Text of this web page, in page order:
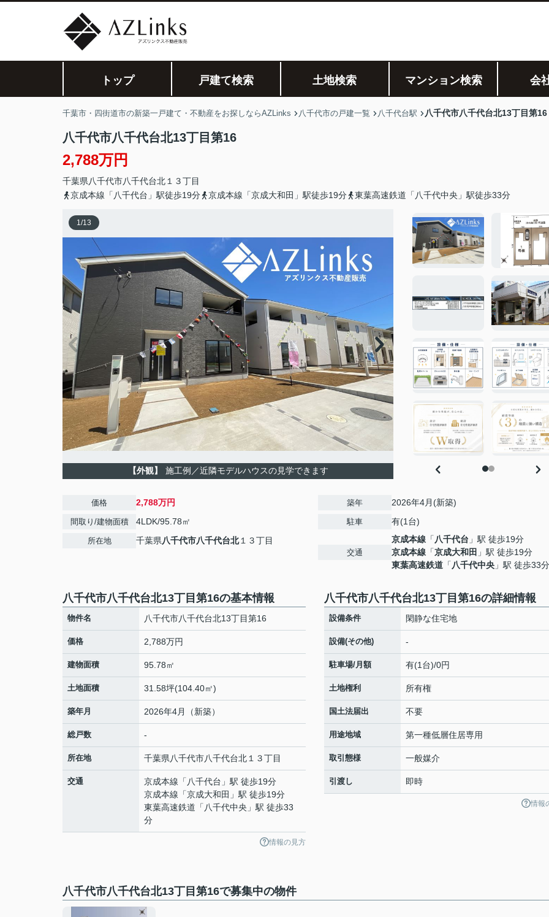
トップ 戸建て検索 土地検索 マンション検索 会
千葉市・四街道市の新築一戸建て・不動産をお探しならAZLinks 八千代市の戸建一覧 八千代台駅 八千代市八千代台北13丁目第16
八千代市八千代台北13丁目第16
2,788万円
千葉県八千代市八千代台北 １３丁目
京成本線「八千代台」駅徒歩19分
京成本線「京成大和田」駅徒歩19分 東葉高速鉄道「八千代中央」駅徒歩33分
1/13
【外観】 施工例／近隣モデルハウスの見学できます
価格 2,788万円
間取り/建物面積 4LDK/95.78㎡
所在地 千葉県八千代市八千代台北１３丁目
築年 2026年4月(新築)
駐車 有(1台)
交通
京成本線 「 八千代台 」駅 徒歩19分
京成本線 「京成大和田 」駅 徒歩19分
東葉高速鉄道 「 八千代中央 」駅 徒歩33分
八千代市八千代台北13丁目第16の基本情報
物件名 八千代市八千代台北13丁目第16
価格 2,788万円
建物面積 95.78㎡
土地面積 31.58坪(104.40㎡)
築年月 2026年4月（新築）
総戸数 -
所在地 千葉県八千代市八千代台北 １３丁目
交通 京成本線 「 八千代台 」駅 徒歩19分
京成本線 「京成大和田 」駅 徒歩19分
東葉高速鉄道 「 八千代中央 」駅 徒歩33
分
情報の見方
八千代市八千代台北13丁目第16の詳細情報
設備条件 閑静な住宅地
設備(その他) -
駐車場/月額 有(1台)/0円
土地権利 所有権
国土法届出 不要
用途地域 第一種低層住居専用
取引態様 一般媒介
引渡し 即時
情報
八千代市八千代台北13丁目第16で募集中の物件